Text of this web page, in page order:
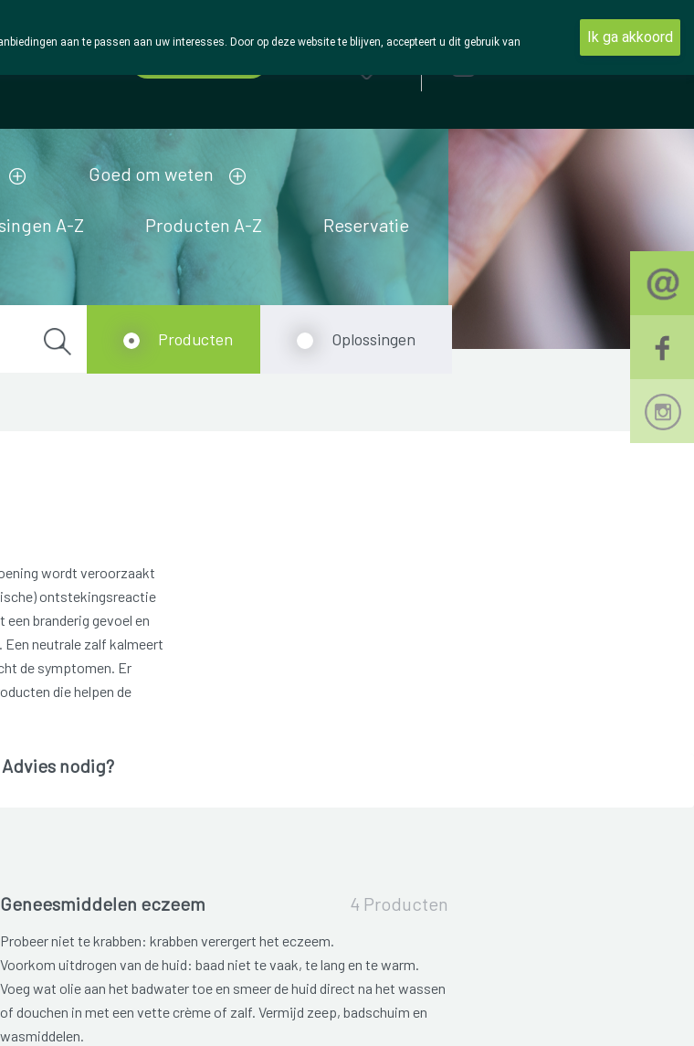
Goed om weten
A-Z Producten A-Z Reservatie
Producten Oplossingen
wordt veroorzaakt
ontstekingsreactie
een branderig gevoel en
neutrale zalf kalmeert
de symptomen. Er
die helpen de
Advies nodig?
Geneesmiddelen eczeem 4 Producten
Probeer niet te krabben: krabben verergert het eczeem.
Voorkom uitdrogen van de huid: baad niet te vaak, te lang en te warm.
Voeg wat olie aan het badwater toe en smeer de huid direct na het wassen
of douchen in met een vette crème of zalf. Vermijd zeep, badschuim en
wasmiddelen.
aan te passen aan uw interesses. Door op deze website te blijven, accepteert u dit gebruik van
Ik ga akkoord